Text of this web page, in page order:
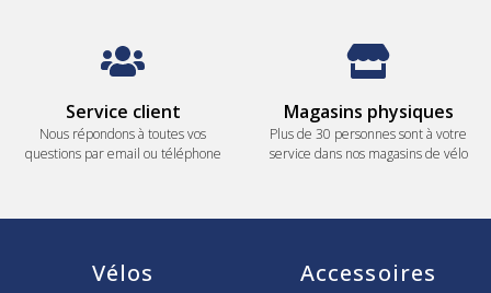
Service client
Nous répondons à toutes vos
questions par email ou téléphone
Magasins physiques
Plus de 30 personnes sont à votre
service dans nos magasins de vélo
Vélos Accessoires